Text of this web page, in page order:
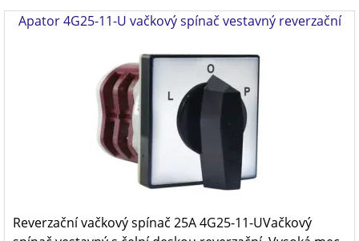
Apator 4G25-11-U vačkový spínač vestavný reverzační
Reverzační vačkový spínač 25A 4G25-11-UVačkový